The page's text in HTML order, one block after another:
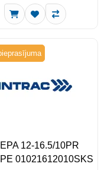
12-16.5/10PR
01021612010SKS